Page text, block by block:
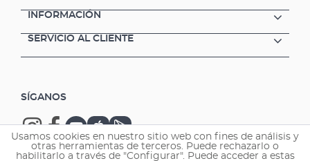
INFORMACIÓN
SERVICIO AL CLIENTE
SÍGANOS
Usamos cookies en nuestro sitio web con fines de análisis y
otras herramientas de terceros. Puede rechazarlo o
habilitarlo a través de "Configurar". Puede acceder a estas